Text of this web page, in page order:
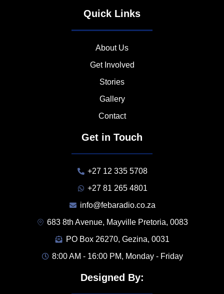
Quick Links
About Us
Get Involved
Stories
Gallery
Contact
Get in Touch
+27 12 335 5708
+27 81 265 4801
info@febaradio.co.za
683 8th Avenue, Mayville Pretoria, 0083
PO Box 26270, Gezina, 0031
8:00 AM - 16:00 PM, Monday - Friday
Designed By: